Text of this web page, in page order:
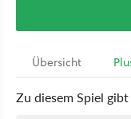
Übersicht
Zu diesem Spiel